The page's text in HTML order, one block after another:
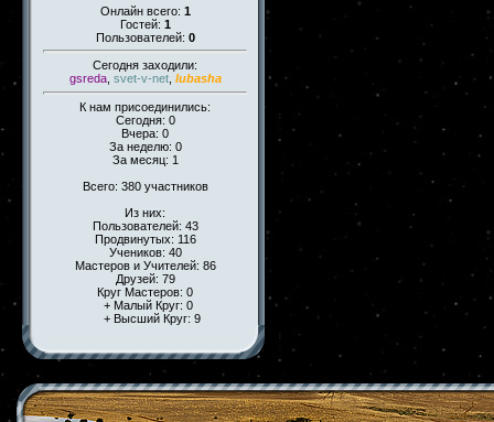
Онлайн всего: 1
Гостей: 1
Пользователей: 0
Сегодня заходили:
gsreda, svet-v-net, lubasha
К нам присоединились:
Сегодня: 0
Вчера: 0
За неделю: 0
За месяц: 1
Всего: 380 участников
Из них:
Пользователей: 43
Продвинутых: 116
Учеников: 40
Мастеров и Учителей: 86
Друзей: 79
Круг Мастеров: 0
+ Малый Круг: 0
+ Высший Круг: 9